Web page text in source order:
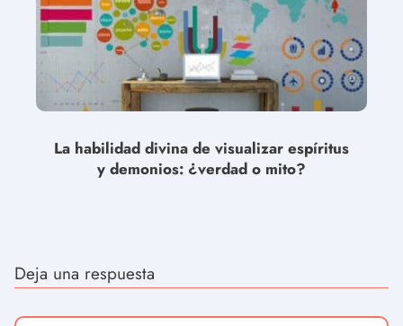
La habilidad divina de visualizar espíritus
y demonios: ¿verdad o mito?
Deja una respuesta